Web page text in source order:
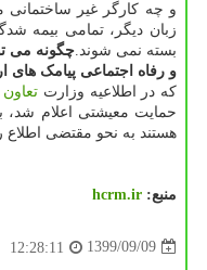
و چه کارگر غیر
زبان دیگر، تمامی بیمه
بسته نمی شوند.چگونه می
و رفاه اجتماعی پیامک
که در اطلاعیه وزارت تعاون
حمایت معیشتی اعلام شد،
هستند به نحو مقتضی
منبع: hcrm.ir
1399/09/09
12:28:11